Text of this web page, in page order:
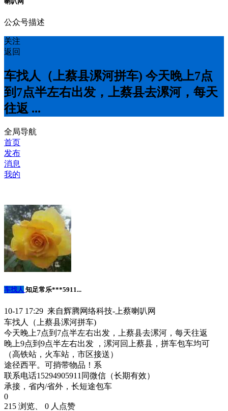
公众号描述
关注
返回
车找人（上蔡县漯河拼车) 今天晚上7点
到7点半左右出发，上蔡县去漯河，每天
往返 ...
全局导航
首页
发布
消息
我的
车找人 知足常乐***5911...
10-17 17:29 来自辉腾网络科技-上蔡喇叭网
车找人（上蔡县漯河拼车)
今天晚上7点到7点半左右出发，上蔡县去漯河，每天往返
晚上9点到9点半左右出发 ，漯河回上蔡县，拼车包车均可
（高铁站，火车站，市区接送）
途径西平。可捎带物品！系
联系电话15294905911同微信（长期有效）
承接，省内/省外，长短途包车
0
215 浏览、 0 人点赞